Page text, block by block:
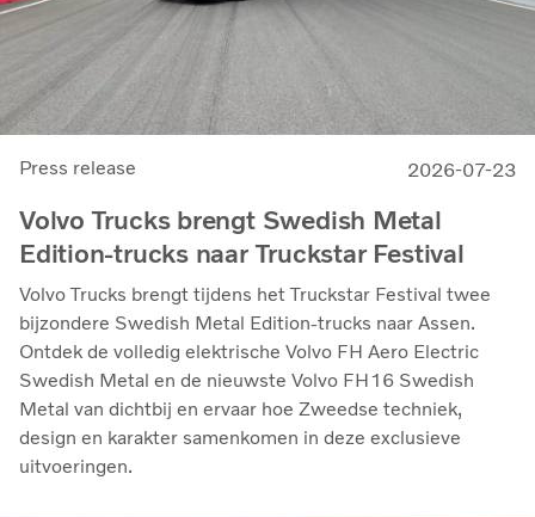
Press release 2026-07-23
Volvo Trucks brengt Swedish Metal
Edition-trucks naar Truckstar Festival
Volvo Trucks brengt tijdens het Truckstar Festival twee
bijzondere Swedish Metal Edition-trucks naar Assen.
Ontdek de volledig elektrische Volvo FH Aero Electric
Swedish Metal en de nieuwste Volvo FH16 Swedish
Metal van dichtbij en ervaar hoe Zweedse techniek,
design en karakter samenkomen in deze exclusieve
uitvoeringen.